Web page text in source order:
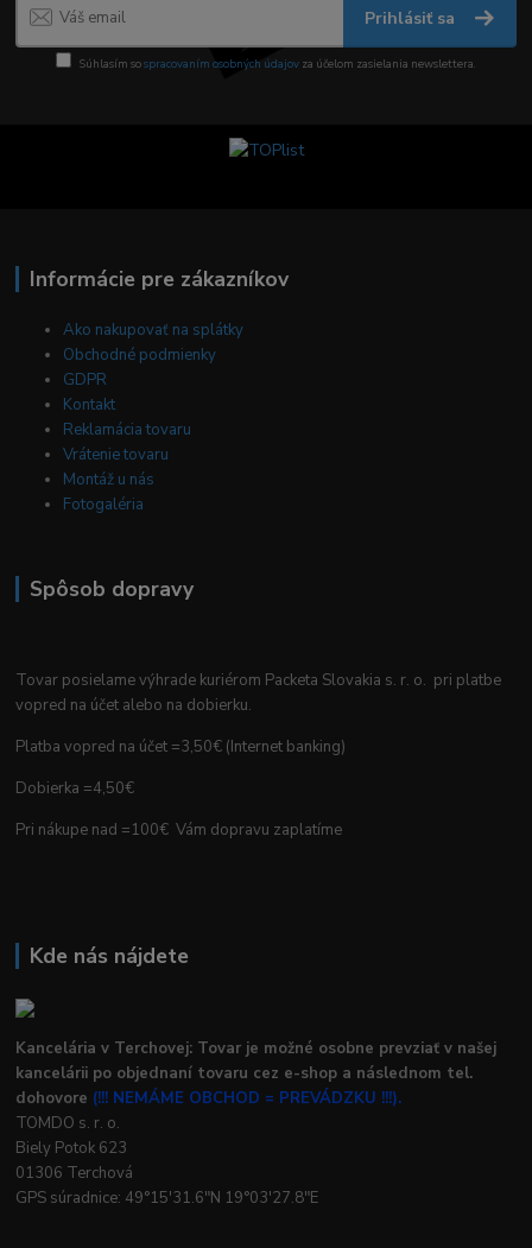
Prihlásiť sa
Súhlasím sospracovaním osobných údajov za účelom zasielania newslettera.
Informácie pre zákazníkov
Ako nakupovať na splátky
Obchodné podmienky
GDPR
Kontakt
Reklamácia tovaru
Vrátenie tovaru
Montáž u nás
Fotogaléria
Spôsob dopravy
Tovar posielame výhrade kuriérom Packeta Slovakia s. r. o. pri platbe
vopred na účet alebo na dobierku.
Platba vopred na účet =3,50€ (Internet banking)
Dobierka =4,50€
Pri nákupe nad =100€ Vám dopravu zaplatíme
Kde nás nájdete
Kancelária v Terchovej: Tovar je možné osobne prevziať v našej
kancelárii po objednaní tovaru cez e-shop a následnom tel.
dohovore (!!! NEMÁME OBCHOD = PREVÁDZKU !!!).
TOMDO s. r. o.
Biely Potok 623
01306 Terchová
GPS súradnice: 49°15'31.6"N 19°03'27.8"E